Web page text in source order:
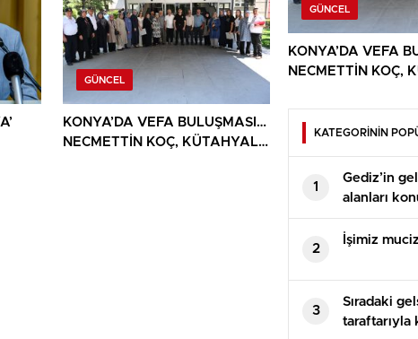
GÜNCEL
KONYA’DA VEFA BULUŞMASI…
NECMETTİN KOÇ, KÜTAHYALI
GÜNCEL
KONYA’DA VEFA
NECMETTİN KOÇ,
KATEGORİNİN
1
Gediz’in
alanları
2
İşimiz
3
Sıradaki
taraftarıyla